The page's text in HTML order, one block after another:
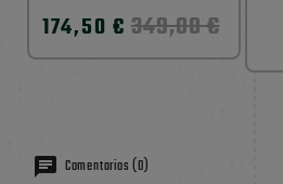
174,50 € 349,00 €
Comentarios (0)